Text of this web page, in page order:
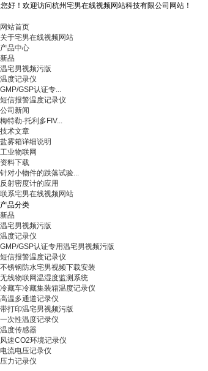
您好！欢迎访问杭州宅男在线视频网站科技有限公司网站！
网站首页
关于宅男在线视频网站
产品中心
新品
温宅男视频污版
温度记录仪
GMP/GSP认证专...
短信报警温度记录仪
公司新闻
梅特勒-托利多FIV...
技术文章
盐雾箱详细说明
工业物联网
资料下载
针对小物件的跌落试验...
反射密度计的应用
联系宅男在线视频网站
产品分类
新品
温宅男视频污版
温度记录仪
GMP/GSP认证专用温宅男视频污版
短信报警温度记录仪
不锈钢防水宅男视频下载安装
无线物联网温湿度监测系统
冷藏车冷藏集装箱温度记录仪
高温多通道记录仪
带打印温宅男视频污版
一次性温度记录仪
温度传感器
风速CO2环境记录仪
电流电压记录仪
压力记录仪